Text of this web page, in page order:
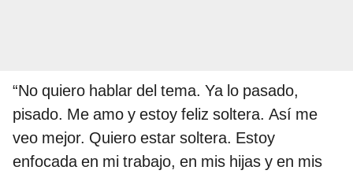
“No quiero hablar del tema. Ya lo pasado,
pisado. Me amo y estoy feliz soltera. Así me
veo mejor. Quiero estar soltera. Estoy
enfocada en mi trabajo, en mis hijas y en mis